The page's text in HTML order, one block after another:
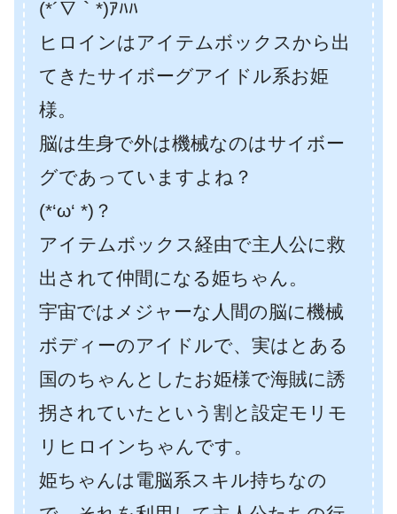
(*´∇｀*)ｱﾊﾊ
ヒロインはアイテムボックスから出
てきたサイボーグアイドル系お姫
様。
脳は生身で外は機械なのはサイボー
グであっていますよね？
(*‘ω‘ *)？
アイテムボックス経由で主人公に救
出されて仲間になる姫ちゃん。
宇宙ではメジャーな人間の脳に機械
ボディーのアイドルで、実はとある
国のちゃんとしたお姫様で海賊に誘
拐されていたという割と設定モリモ
リヒロインちゃんです。
姫ちゃんは電脳系スキル持ちなの